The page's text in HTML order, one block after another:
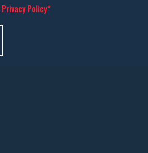
Privacy Policy*